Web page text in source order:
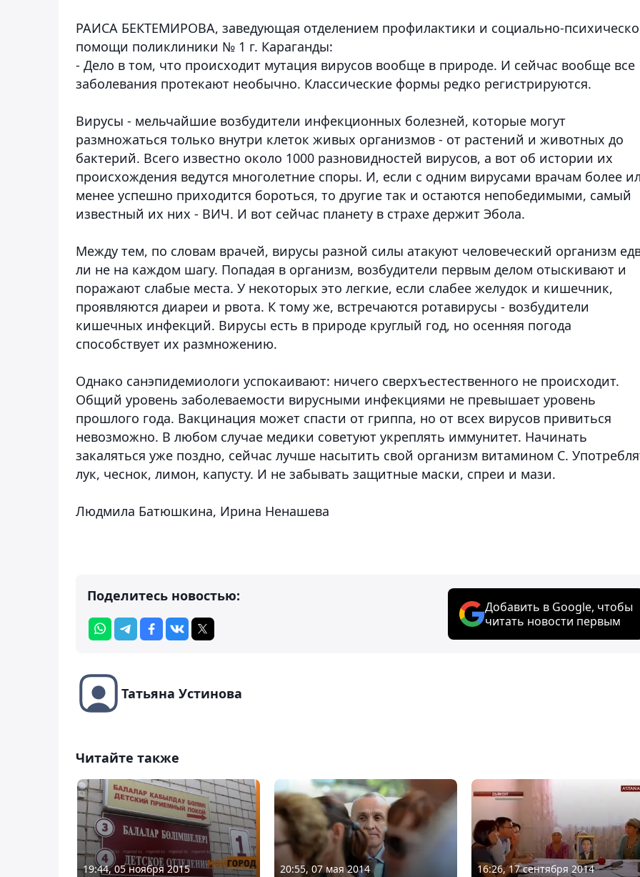
РАИСА БЕКТЕМИРОВА, заведующая отделением профилактики и социально-
помощи поликлиники № 1 г. Караганды:
- Дело в том, что происходит мутация вирусов вообще в природе. И сейчас вообще все
заболевания протекают необычно. Классические формы редко регистрируются.
Вирусы - мельчайшие возбудители инфекционных болезней, которые могут
размножаться только внутри клеток живых организмов - от растений и животных до
бактерий. Всего известно около 1000 разновидностей вирусов, а вот об истории их
происхождения ведутся многолетние споры. И, если с одним вирусами врачам более
менее успешно приходится бороться, то другие так и остаются непобедимыми, самый
известный их них - ВИЧ. И вот сейчас планету в страхе держит Эбола.
Между тем, по словам врачей, вирусы разной силы атакуют человеческий организм
ли не на каждом шагу. Попадая в организм, возбудители первым делом отыскивают и
поражают слабые места. У некоторых это легкие, если слабее желудок и кишечник,
проявляются диареи и рвота. К тому же, встречаются ротавирусы - возбудители
кишечных инфекций. Вирусы есть в природе круглый год, но осенняя погода
способствует их размножению.
Однако санэпидемиологи успокаивают: ничего сверхъестественного не происходит.
Общий уровень заболеваемости вирусными инфекциями не превышает уровень
прошлого года. Вакцинация может спасти от гриппа, но от всех вирусов привиться
невозможно. В любом случае медики советуют укреплять иммунитет. Начинать
закаляться уже поздно, сейчас лучше насытить свой организм витамином С.
лук, чеснок, лимон, капусту. И не забывать защитные маски, спреи и мази.
Людмила Батюшкина, Ирина Ненашева
Поделитесь новостью:
Добавить в Google, чтобы
читать новости первым
Татьяна Устинова
Читайте также
19:44, 05 ноября 2015 20:55, 07 мая 2014 16:26, 17 сентября 2014